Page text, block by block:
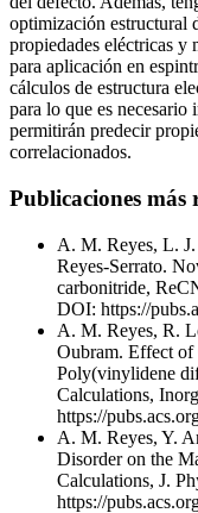
optimización estructural
propiedades eléctricas y
para aplicación en
cálculos de estructura
para lo que es necesario
permitirán predecir
correlacionados.
Publicaciones más
A. M. Reyes, L.
Reyes-Serrato.
carbonitride,
DOI: https://
A. M. Reyes, R.
Oubram. Effect of
Poly(vinylidene
Calculations,
https://
A. M. Reyes, Y.
Disorder on the
Calculations, J.
https://